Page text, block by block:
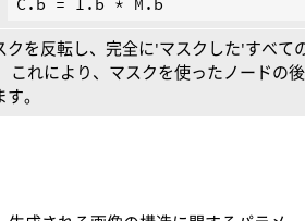
クを反転し、完全に'マスクした'すべて
これにより、マスクを使ったノードの
す。